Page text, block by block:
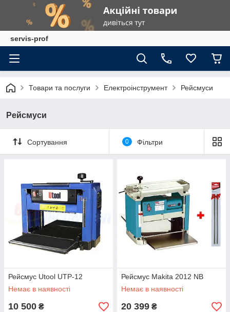
servis-prof
Товари та послуги Електроінструмент Рейсмуси
Рейсмуси
Сортування 0 Фільтри
Рейсмус Utool UTP-12
Немає в наявності
10 500 ₴
Рейсмус Makita 2012 NB
Немає в наявності
20 399 ₴